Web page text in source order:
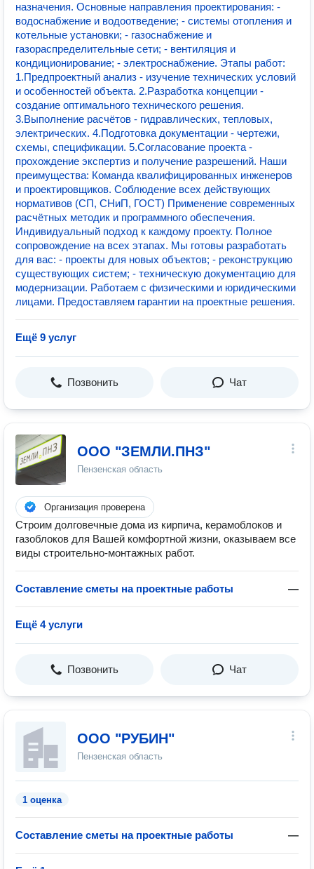
назначения. Основные направления проектирования: -
водоснабжение и водоотведение; - системы отопления и
котельные установки; - газоснабжение и
газораспределительные сети; - вентиляция и
кондиционирование; - электроснабжение. Этапы работ:
1.Предпроектный анализ - изучение технических условий
и особенностей объекта. 2.Разработка концепции -
создание оптимального технического решения.
3.Выполнение расчётов - гидравлических, тепловых,
электрических. 4.Подготовка документации - чертежи,
схемы, спецификации. 5.Согласование проекта -
прохождение экспертиз и получение разрешений. Наши
преимущества: Команда квалифицированных инженеров
и проектировщиков. Соблюдение всех действующих
нормативов (СП, СНиП, ГОСТ) Применение современных
расчётных методик и программного обеспечения.
Индивидуальный подход к каждому проекту. Полное
сопровождение на всех этапах. Мы готовы разработать
для вас: - проекты для новых объектов; - реконструкцию
существующих систем; - техническую документацию для
модернизации. Работаем с физическими и юридическими
лицами. Предоставляем гарантии на проектные решения.
Ещё 9 услуг
Позвонить Чат
ООО "ЗЕМЛИ.ПНЗ"
Пензенская область
Организация проверена
Строим долговечные дома из кирпича, керамоблоков и
газоблоков для Вашей комфортной жизни, оказываем все
виды строительно-монтажных работ.
Составление сметы на проектные работы —
Ещё 4 услуги
Позвонить Чат
ООО "РУБИН"
Пензенская область
1 оценка
Составление сметы на проектные работы —